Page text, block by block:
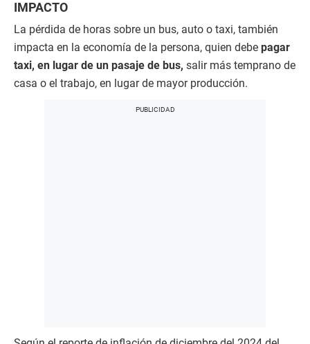
IMPACTO
La pérdida de horas sobre un bus, auto o taxi, también
impacta en la economía de la persona, quien debe pagar
taxi, en lugar de un pasaje de bus, salir más temprano de
casa o el trabajo, en lugar de mayor producción.